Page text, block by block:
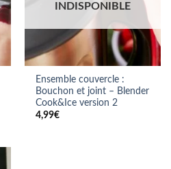
Ensemble couvercle :
Bouchon et joint – Blender
Cook&Ice version 2
4,99€